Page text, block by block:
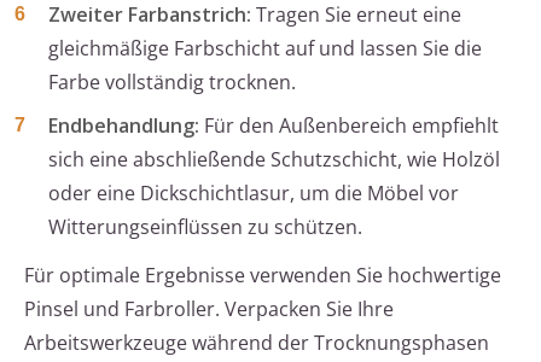
Zweiter Farbanstrich: Tragen Sie erneut eine
gleichmäßige Farbschicht auf und lassen Sie die
Farbe vollständig trocknen.
Endbehandlung: Für den Außenbereich empfiehlt
sich eine abschließende Schutzschicht, wie Holzöl
oder eine Dickschichtlasur, um die Möbel vor
Witterungseinflüssen zu schützen.
Für optimale Ergebnisse verwenden Sie hochwertige
Pinsel und Farbroller. Verpacken Sie Ihre
Arbeitswerkzeuge während der Trocknungsphasen